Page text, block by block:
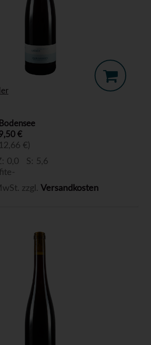
€
€)
0,0 S: 5,6
zzgl. Versandkosten